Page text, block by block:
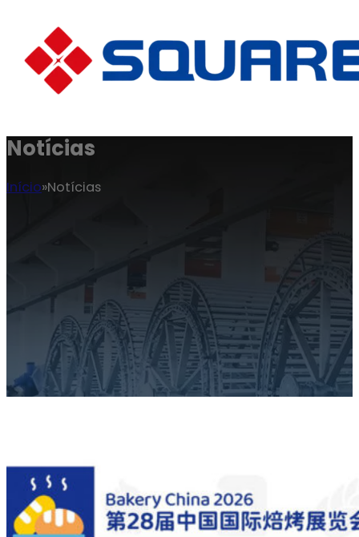
Notícias
Início Notícias